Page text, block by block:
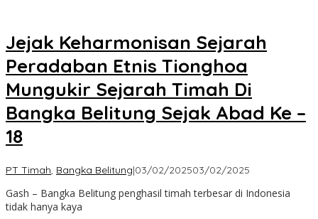
Jejak Keharmonisan Sejarah
Peradaban Etnis Tionghoa
Mungukir Sejarah Timah Di
Bangka Belitung Sejak Abad Ke –
18
PT Timah, Bangka Belitung|03/02/202503/02/2025
Gash – Bangka Belitung penghasil timah terbesar di Indonesia
tidak hanya kaya